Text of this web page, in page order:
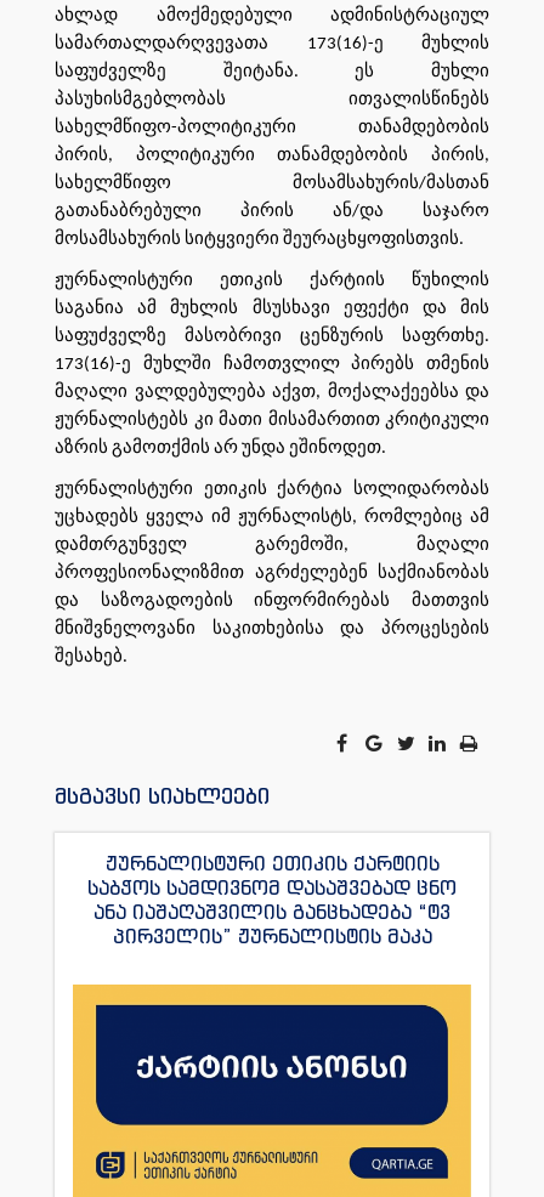
ახლად ამოქმედებული ადმინისტრაციულ
სამართალდარღვევათა 173(16)-ე მუხლის
საფუძველზე შეიტანა. ეს მუხლი
პასუხისმგებლობას ითვალისწინებს
სახელმწიფო-პოლიტიკური თანამდებობის
პირის, პოლიტიკური თანამდებობის პირის,
სახელმწიფო მოსამსახურის/მასთან
გათანაბრებული პირის ან/და საჯარო
მოსამსახურის სიტყვიერი შეურაცხყოფისთვის.
ჟურნალისტური ეთიკის ქარტიის წუხილის
საგანია ამ მუხლის მსუსხავი ეფექტი და მის
საფუძველზე მასობრივი ცენზურის საფრთხე.
173(16)-ე მუხლში ჩამოთვლილ პირებს თმენის
მაღალი ვალდებულება აქვთ, მოქალაქეებსა და
ჟურნალისტებს კი მათი მისამართით კრიტიკული
აზრის გამოთქმის არ უნდა ეშინოდეთ.
ჟურნალისტური ეთიკის ქარტია სოლიდარობას
უცხადებს ყველა იმ ჟურნალისტს, რომლებიც ამ
დამთრგუნველ გარემოში, მაღალი
პროფესიონალიზმით აგრძელებენ საქმიანობას
და საზოგადოების ინფორმირებას მათთვის
მნიშვნელოვანი საკითხებისა და პროცესების
შესახებ.
მსგავსი სიახლეები
ჟურნალისტური ეთიკის ქარტიის
საბჭოს სამდივნომ დასაშვებად ცნო
ანა იაშაღაშვილის განცხადება “ტვ
პირველის” ჟურნალისტის მაკა